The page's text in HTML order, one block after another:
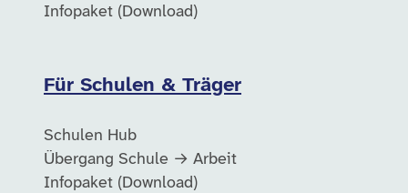
Infopaket (Download)
Für Schulen & Träger
Schulen Hub
Übergang Schule → Arbeit
Infopaket (Download)